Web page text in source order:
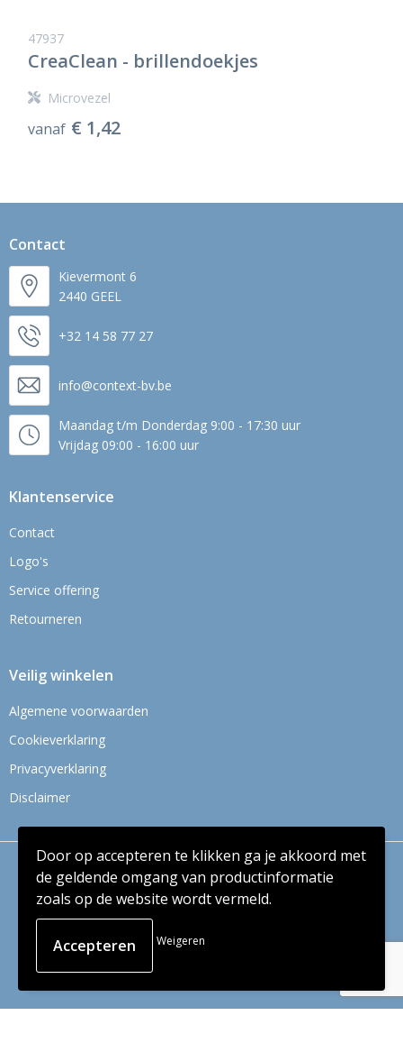
47937
CreaClean - brillendoekjes
Microvezel
vanaf € 1,42
Contact
Kievermont 6
2440 GEEL
+32 14 58 77 27
info@context-bv.be
Maandag t/m Donderdag 9:00 - 17:30 uur
Vrijdag 09:00 - 16:00 uur
Klantenservice
Contact
Logo's
Service offering
Retourneren
Veilig winkelen
Algemene voorwaarden
Cookieverklaring
Privacyverklaring
Disclaimer
© Copyright Context BV 2024
Door op accepteren te klikken ga je akkoord met
de geldende omgang van productinformatie
zoals op de website wordt vermeld.
Weigeren